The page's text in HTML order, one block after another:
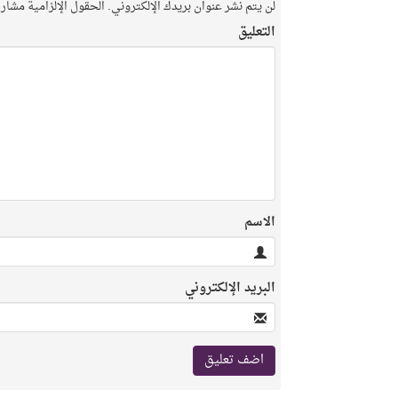
لن يتم نشر عنوان بريدك الإلكتروني. الحقول الإلزامية مشار
التعليق
الاسم
البريد الإلكتروني